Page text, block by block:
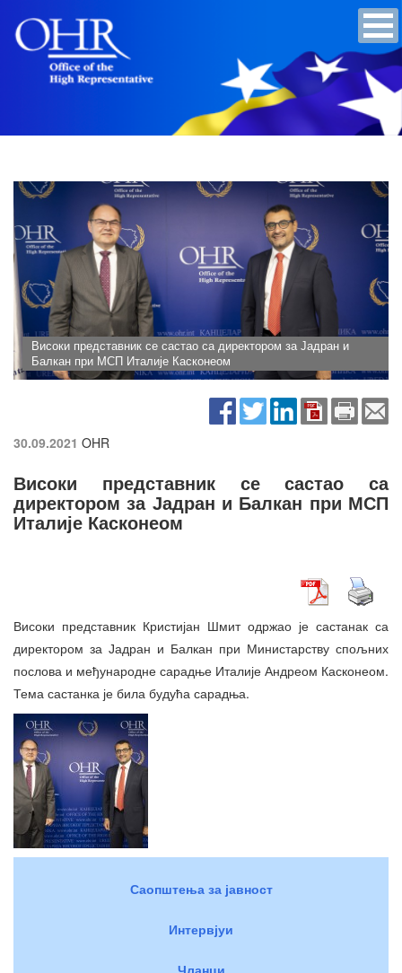
Високи представник се састао са директором за Јадран и
Балкан при МСП Италије Касконеом
30.09.2021 OHR
Високи представник се састао са
директором за Јадран и Балкан при МСП
Италије Касконеом
Високи представник Кристијан Шмит одржао је састанак са
директором за Јадран и Балкан при Министарству спољних
послова и међународне сарадње Италије Андреом Касконеом.
Тема састанка је била будућа сарадња.
Саопштења за јавност
Интервјуи